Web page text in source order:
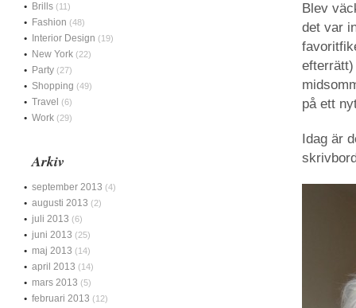
Blev
det var
på ett
Idag är
Brills (11)
Fashion (48)
Interior Design (19)
New York (22)
Party (27)
Shopping (49)
Travel (6)
Work (29)
Arkiv
september 2013 (4)
augusti 2013 (2)
juli 2013 (6)
juni 2013 (25)
maj 2013 (14)
april 2013 (14)
mars 2013 (5)
februari 2013 (12)